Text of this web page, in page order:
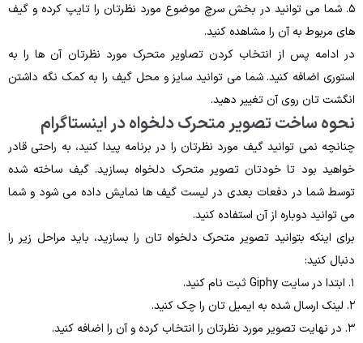
۵. شما می توانید در بخش سرچ موضوع مورد نظرتان را تایپ کرده و گیف
های مربوط به آن را مشاهده کنید.
در ادامه پس از انتخاب کردن تصاویر متحرک مورد نظرتان آن ها را به
استوری اضافه کنید. شما می توانید سایز و محل گیف را به کمک نگه داشتن
انگشت تان روی آن تغییر دهید.
نحوه ساخت تصویر متحرک دلخواه در اینستاگرام
چنانچه نمی توانید گیف مورد نظرتان را در برنامه پیدا کنید، به راحتی قادر
خواهید بود تا خودتان تصویر متحرک دلخواه بسازید. گیف ساخته شده
توسط شما در دفعات بعدی در لیست گیف ها نمایش داده می شود و شما
می توانید دوباره از آن استفاده کنید.
برای اینکه بتوانید تصویر متحرک دلخواه تان را بسازید، باید مراحل زیر را
دنبال کنید:
۱. ابتدا در سایت Giphy ثبت نام کنید.
۲. لینک ارسال شده به ایمیل تان را چک کنید.
۳. در نهایت تصویر مورد نظرتان را انتخاب کرده و آن را اضافه کنید.